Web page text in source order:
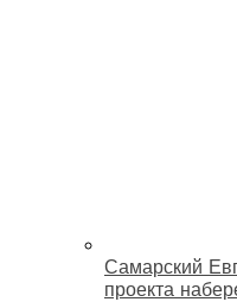
Самарский
проекта